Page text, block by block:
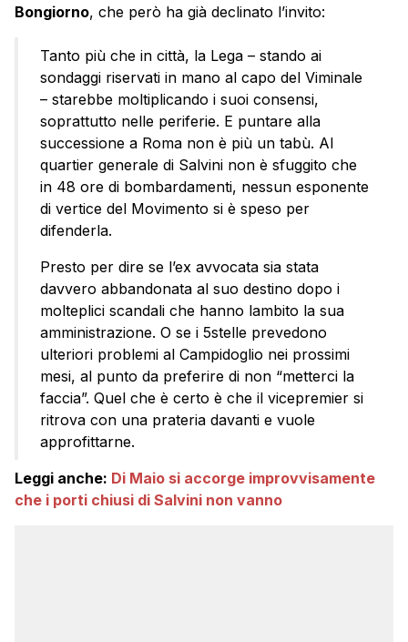
Bongiorno, che però ha già declinato l’invito:
Tanto più che in città, la Lega – stando ai
sondaggi riservati in mano al capo del Viminale
– starebbe moltiplicando i suoi consensi,
soprattutto nelle periferie. E puntare alla
successione a Roma non è più un tabù. Al
quartier generale di Salvini non è sfuggito che
in 48 ore di bombardamenti, nessun esponente
di vertice del Movimento si è speso per
difenderla.
Presto per dire se l’ex avvocata sia stata
davvero abbandonata al suo destino dopo i
molteplici scandali che hanno lambito la sua
amministrazione. O se i 5stelle prevedono
ulteriori problemi al Campidoglio nei prossimi
mesi, al punto da preferire di non “metterci la
faccia”. Quel che è certo è che il vicepremier si
ritrova con una prateria davanti e vuole
approfittarne.
Leggi anche: Di Maio si accorge improvvisamente
che i porti chiusi di Salvini non vanno